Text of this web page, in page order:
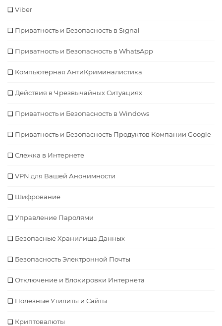
Viber
Приватность и Безопасность в Signal
Приватность и Безопасность в WhatsApp
Компьютерная АнтиКриминалистика
Действия в Чрезвычайных Ситуациях
Приватность и Безопасность в Windows
Приватность и Безопасность Продуктов Компании Google
Слежка в Интернете
VPN для Вашей Анонимности
Шифрование
Управление Паролями
Безопасные Хранилища Данных
Безопасность Электронной Почты
Отключение и Блокировки Интернета
Полезные Утилиты и Сайты
Криптовалюты